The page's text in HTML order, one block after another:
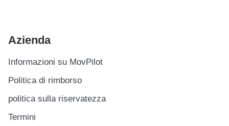
Azienda
Informazioni su MovPilot
Politica di rimborso
politica sulla riservatezza
Termini